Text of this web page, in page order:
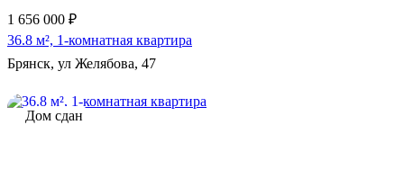
1 656 000 ₽
36.8 м², 1-комнатная квартира
Брянск, ул Желябова, 47
Дом сдан